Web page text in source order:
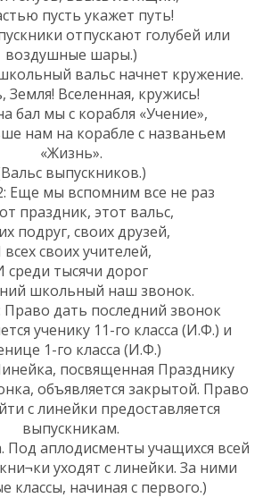
пусть укажет путь!
отпускают голубей или
воздушные шары.)
вальс начнет кружение.
Земля! Вселенная, кружись!
бал мы с корабля «Учение»,
нам на корабле с названьем
«Жизнь».
выпускников.)
Еще мы вспомним все не раз
праздник, этот вальс,
подруг, своих друзей,
своих учителей,
среди тысячи дорог
школьный наш звонок.
дать последний звонок
ученику 11-го класса (И.Ф.) и
1-го класса (И.Ф.)
посвященная Празднику
объявляется закрытой. Право
с линейки предоставляется
выпускникам.
Под аплодисменты учащихся всей
уходят с линейки. За ними
классы, начиная с первого.)